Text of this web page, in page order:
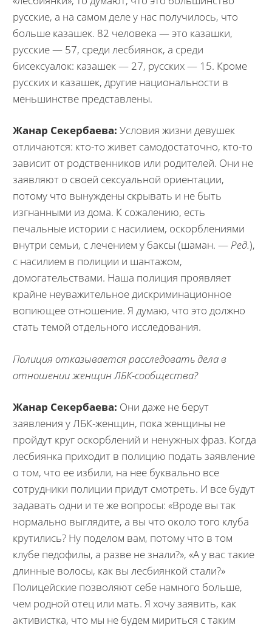
русские, а на самом деле у нас получилось, что
больше казашек. 82 человека — это казашки,
русские — 57, среди лесбиянок, а среди
бисексуалок: казашек — 27, русских — 15. Кроме
русских и казашек, другие национальности в
меньшинстве представлены.
Жанар Секербаева: Условия жизни девушек
отличаются: кто-то живет самодостаточно, кто-то
зависит от родственников или родителей. Они не
заявляют о своей сексуальной ориентации,
потому что вынуждены скрывать и не быть
изгнанными из дома. К сожалению, есть
печальные истории с насилием, оскорблениями
внутри семьи, с лечением у баксы (шаман. — Ред.),
с насилием в полиции и шантажом,
домогательствами. Наша полиция проявляет
крайне неуважительное дискриминационное
вопиющее отношение. Я думаю, что это должно
стать темой отдельного исследования.
Полиция отказывается расследовать дела в
отношении женщин ЛБК-сообщества?
Жанар Секербаева: Они даже не берут
заявления у ЛБК-женщин, пока женщины не
пройдут круг оскорблений и ненужных фраз. Когда
лесбиянка приходит в полицию подать заявление
о том, что ее избили, на нее буквально все
сотрудники полиции придут смотреть. И все будут
задавать одни и те же вопросы: «Вроде вы так
нормально выглядите, а вы что около того клуба
крутились? Ну поделом вам, потому что в том
клубе педофилы, а разве не знали?», «А у вас такие
длинные волосы, как вы лесбиянкой стали?»
Полицейские позволяют себе намного больше,
чем родной отец или мать. Я хочу заявить, как
активистка, что мы не будем мириться с таким